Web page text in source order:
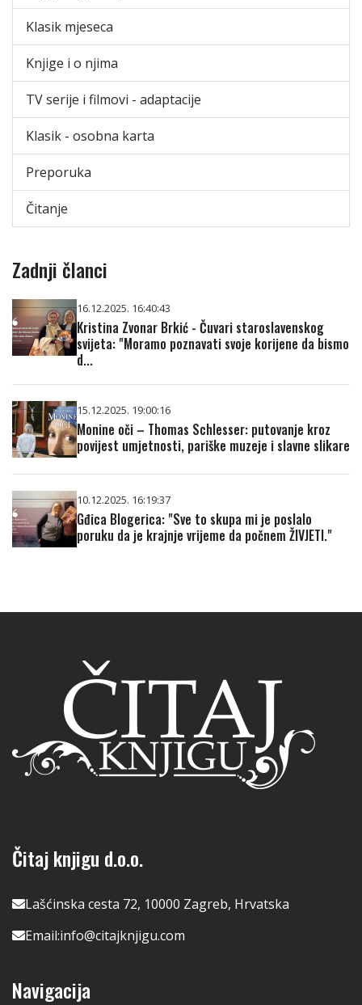
Klasik mjeseca
Knjige i o njima
TV serije i filmovi - adaptacije
Klasik - osobna karta
Preporuka
Čitanje
Zadnji članci
16.12.2025. 16:40:43
Kristina Zvonar Brkić - Čuvari staroslavenskog
svijeta: "Moramo poznavati svoje korijene da bismo
d...
15.12.2025. 19:00:16
Monine oči – Thomas Schlesser: putovanje kroz
povijest umjetnosti, pariške muzeje i slavne slikare
10.12.2025. 16:19:37
Gđica Blogerica: "Sve to skupa mi je poslalo
poruku da je krajnje vrijeme da počnem ŽIVJETI."
Čitaj knjigu d.o.o.
Lašćinska cesta 72, 10000 Zagreb, Hrvatska
Email:info@citajknjigu.com
Navigacija